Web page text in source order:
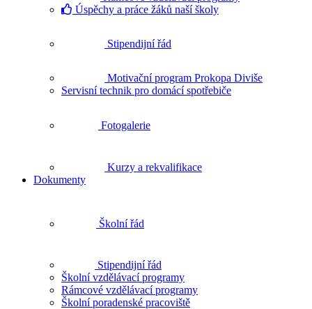
Úspěchy a práce žáků naší školy
Stipendijní řád
Motivační program Prokopa Diviše
Servisní technik pro domácí spotřebiče
Fotogalerie
Kurzy a rekvalifikace
Dokumenty
Školní řád
Stipendijní řád
Školní vzdělávací programy
Rámcové vzdělávací programy
Školní poradenské pracoviště